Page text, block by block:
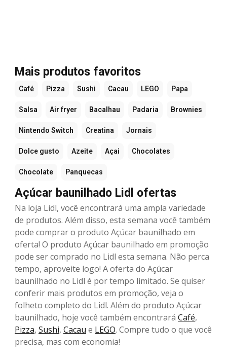
Mais produtos favoritos
Café Pizza Sushi Cacau LEGO Papa
Salsa Air fryer Bacalhau Padaria Brownies
Nintendo Switch Creatina Jornais
Dolce gusto Azeite Açai Chocolates
Chocolate Panquecas
Açúcar baunilhado Lidl ofertas
Na loja Lidl, você encontrará uma ampla variedade
de produtos. Além disso, esta semana você também
pode comprar o produto Açúcar baunilhado em
oferta! O produto Açúcar baunilhado em promoção
pode ser comprado no Lidl esta semana. Não perca
tempo, aproveite logo! A oferta do Açúcar
baunilhado no Lidl é por tempo limitado. Se quiser
conferir mais produtos em promoção, veja o
folheto completo do Lidl. Além do produto Açúcar
baunilhado, hoje você também encontrará Café,
Pizza, Sushi, Cacau e LEGO. Compre tudo o que você
precisa, mas com economia!